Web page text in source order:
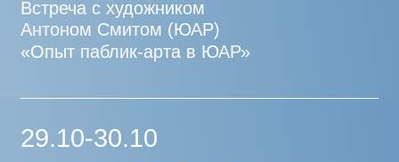
Авторы: творческая мастерская
«ЭХО» — Василий Тимашов и Полина
Установка арт-объекта «Лунная долина»
06.09